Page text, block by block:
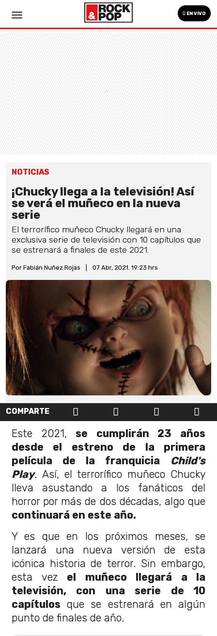
EN VIVO
NOTICIAS
¡Chucky llega a la televisión! Así
se verá el muñeco en la nueva
serie
El terrorífico muñeco Chucky llegará en una
exclusiva serie de televisión con 10 capítulos que
se estrenará a finales de este 2021.
Por Fabián Nuñez Rojas 07 Abr, 2021. 19:23 hrs
COMPARTE
Este 2021,se cumplirán 23 años
desde el estreno de la primera
película de la franquicia
Child's
Play. Así, el terrorífico muñeco Chucky
lleva asustando a los fanáticos del
horror por más de dos décadas, algo que
continuará en este año.
Y es que en los próximos meses, se
lanzará una nueva versión de esta
icónica historia de terror. Sin embargo,
esta vez el muñeco llegará a la
televisión, con una serie de 10
capítulos que se estrenará en algún
punto de finales de año.